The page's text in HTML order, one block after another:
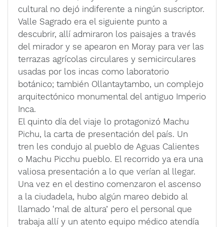
cultural no dejó indiferente a ningún suscriptor.
Valle Sagrado era el siguiente punto a
descubrir, allí admiraron los paisajes a través
del mirador y se apearon en Moray para ver las
terrazas agrícolas circulares y semicirculares
usadas por los incas como laboratorio
botánico; también Ollantaytambo, un complejo
arquitectónico monumental del antiguo Imperio
Inca.
El quinto día del viaje lo protagonizó Machu
Pichu, la carta de presentación del país. Un
tren les condujo al pueblo de Aguas Calientes
o Machu Picchu pueblo. El recorrido ya era una
valiosa presentación a lo que verían al llegar.
Una vez en el destino comenzaron el ascenso
a la ciudadela, hubo algún mareo debido al
llamado ‘mal de altura’ pero el personal que
trabaja allí y un atento equipo médico atendía